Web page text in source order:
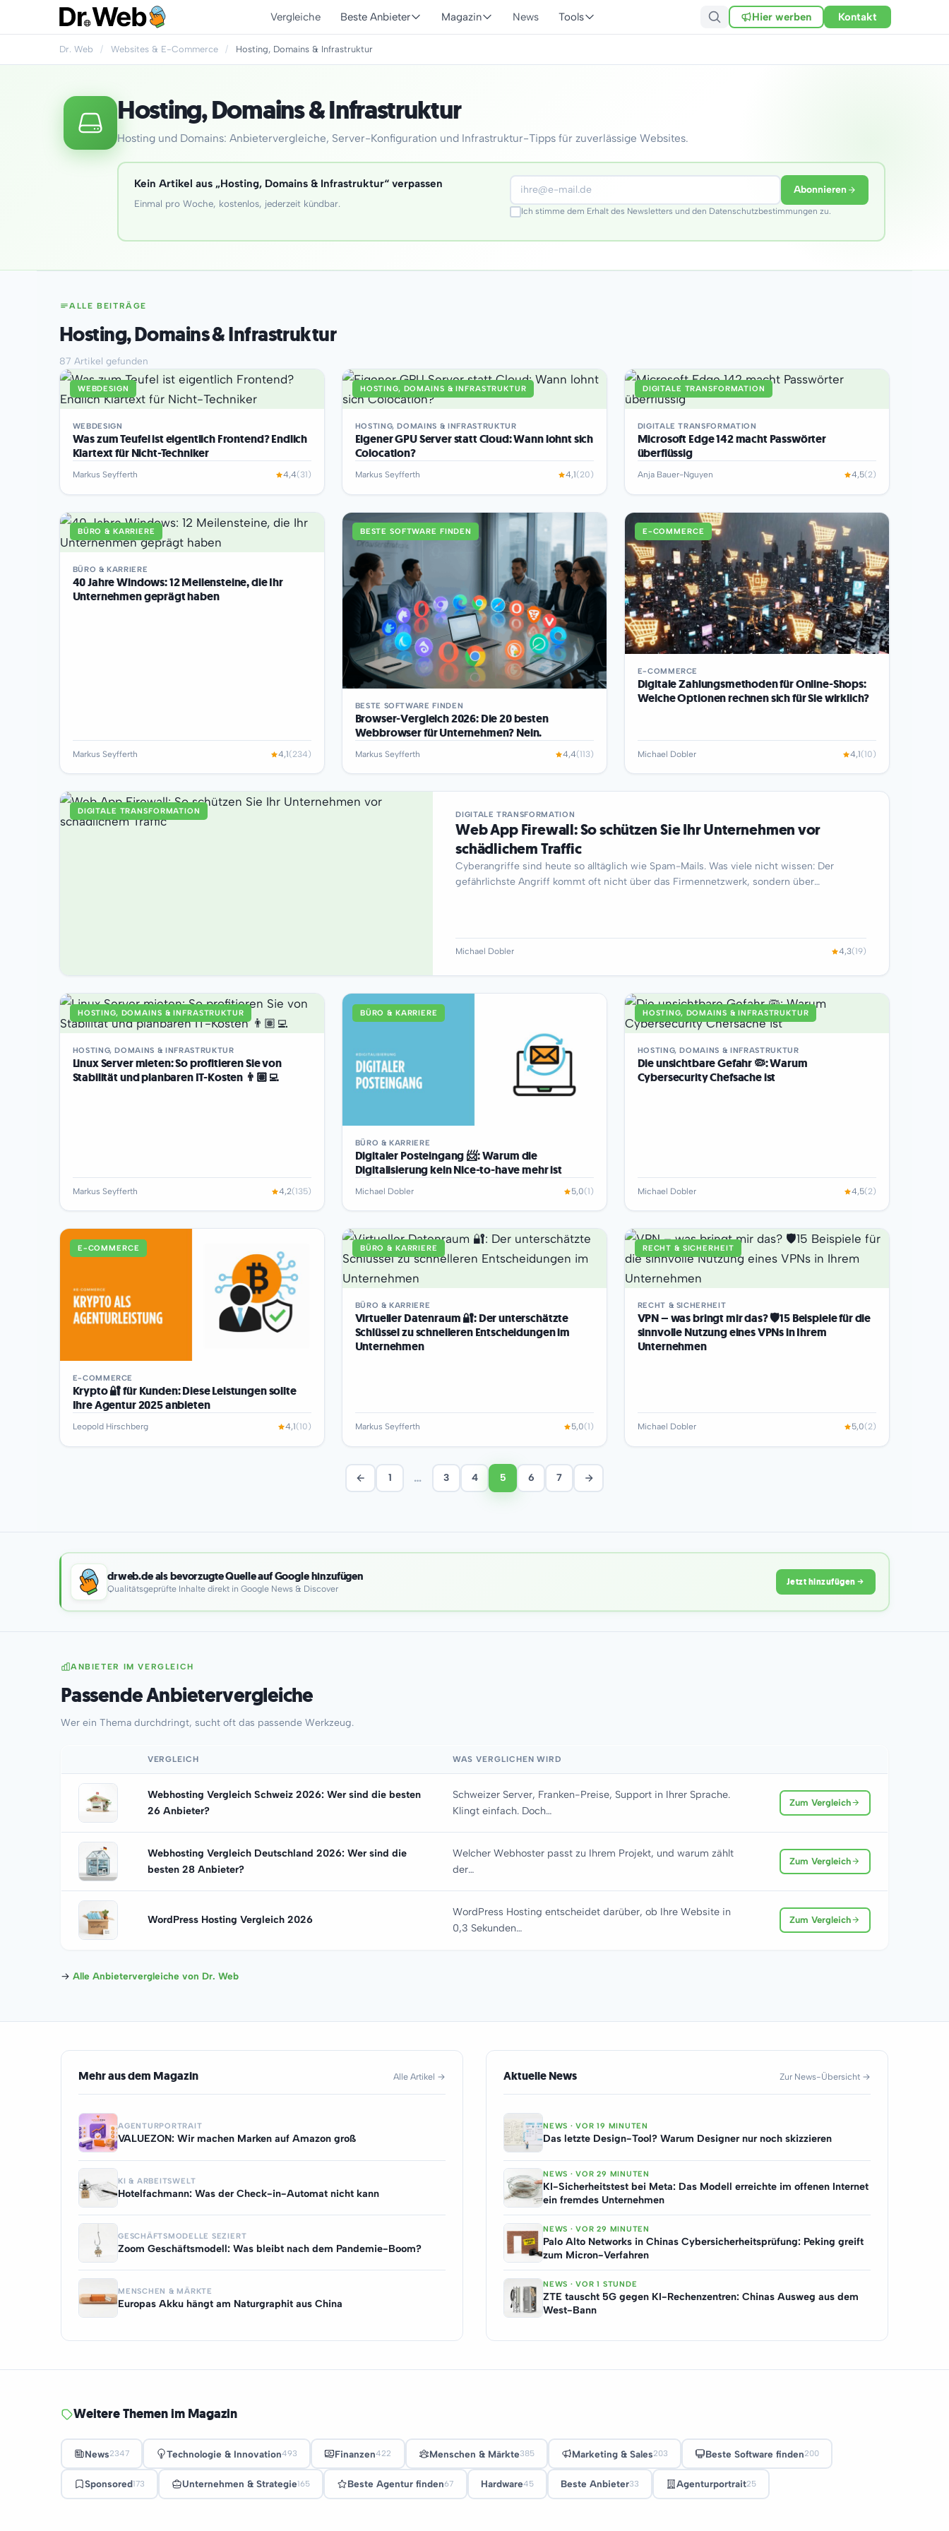
Vergleiche Beste Anbieter Magazin News Tools Hier werben Kontakt
Dr. Web / Websites & E-Commerce / Hosting, Domains & Infrastruktur
Hosting, Domains & Infrastruktur
Hosting und Domains: Anbietervergleiche, Server-Konfiguration und Infrastruktur-Tipps für zuverlässige Websites.
Kein Artikel aus „Hosting, Domains & Infrastruktur“ verpassen
Einmal pro Woche, kostenlos, jederzeit kündbar.
Abonnieren
Ich stimme dem Erhalt des Newsletters und den Datenschutzbestimmungen zu.
ALLE BEITRÄGE
Hosting, Domains & Infrastruktur
87 Artikel gefunden
WEBDESIGN
WEBDESIGN
Was zum Teufel ist eigentlich Frontend? Endlich
Klartext für Nicht-Techniker
Markus Seyfferth 4,4(31)
HOSTING, DOMAINS & INFRASTRUKTUR
HOSTING, DOMAINS & INFRASTRUKTUR
Eigener GPU Server statt Cloud: Wann lohnt sich
Colocation?
Markus Seyfferth 4,1(20)
DIGITALE TRANSFORMATION
DIGITALE TRANSFORMATION
Microsoft Edge 142 macht Passwörter
überflüssig
Anja Bauer-Nguyen 4,5(2)
BÜRO & KARRIERE
BÜRO & KARRIERE
40 Jahre Windows: 12 Meilensteine, die Ihr
Unternehmen geprägt haben
Markus Seyfferth 4,1(234)
BESTE SOFTWARE FINDEN
BESTE SOFTWARE FINDEN
Browser-Vergleich 2026: Die 20 besten
Webbrowser für Unternehmen? Nein.
Markus Seyfferth 4,4(113)
E-COMMERCE
E-COMMERCE
Digitale Zahlungsmethoden für Online-Shops:
Welche Optionen rechnen sich für Sie wirklich?
Michael Dobler 4,1(10)
DIGITALE TRANSFORMATION DIGITALE TRANSFORMATION
Web App Firewall: So schützen Sie Ihr Unternehmen vor
schädlichem Traffic
Cyberangriffe sind heute so alltäglich wie Spam-Mails. Was viele nicht wissen: Der
gefährlichste Angriff kommt oft nicht über das Firmennetzwerk, sondern über…
Michael Dobler 4,3(19)
HOSTING, DOMAINS & INFRASTRUKTUR
HOSTING, DOMAINS & INFRASTRUKTUR
Linux Server mieten: So profitieren Sie von
Stabilität und planbaren IT-Kosten 👨🏽‍💻
Markus Seyfferth 4,2(135)
BÜRO & KARRIERE
BÜRO & KARRIERE
Digitaler Posteingang 📨: Warum die
Digitalisierung kein Nice-to-have mehr ist
Michael Dobler 5,0(1)
HOSTING, DOMAINS & INFRASTRUKTUR
HOSTING, DOMAINS & INFRASTRUKTUR
Die unsichtbare Gefahr 🦠: Warum
Cybersecurity Chefsache ist
Michael Dobler 4,5(2)
E-COMMERCE
E-COMMERCE
Krypto 🔐 für Kunden: Diese Leistungen sollte
Ihre Agentur 2025 anbieten
Leopold Hirschberg 4,1(10)
BÜRO & KARRIERE
BÜRO & KARRIERE
Virtueller Datenraum 🔐: Der unterschätzte
Schlüssel zu schnelleren Entscheidungen im
Unternehmen
Markus Seyfferth 5,0(1)
RECHT & SICHERHEIT
RECHT & SICHERHEIT
VPN – was bringt mir das? 🛡15 Beispiele für die
sinnvolle Nutzung eines VPNs in Ihrem
Unternehmen
Michael Dobler 5,0(2)
1 … 3 4 5 6 7
drweb.de als bevorzugte Quelle auf Google hinzufügen
Qualitätsgeprüfte Inhalte direkt in Google News & Discover
Jetzt hinzufügen
ANBIETER IM VERGLEICH
Passende Anbietervergleiche
Wer ein Thema durchdringt, sucht oft das passende Werkzeug.
VERGLEICH WAS VERGLICHEN WIRD
Webhosting Vergleich Schweiz 2026: Wer sind die besten
26 Anbieter?
Schweizer Server, Franken-Preise, Support in Ihrer Sprache.
Klingt einfach. Doch…
Zum Vergleich
Webhosting Vergleich Deutschland 2026: Wer sind die
besten 28 Anbieter?
Welcher Webhoster passt zu Ihrem Projekt, und warum zählt
der…
Zum Vergleich
WordPress Hosting Vergleich 2026
WordPress Hosting entscheidet darüber, ob Ihre Website in
0,3 Sekunden…
Zum Vergleich
→ Alle Anbietervergleiche von Dr. Web
Mehr aus dem Magazin Alle Artikel →
AGENTURPORTRAIT
VALUEZON: Wir machen Marken auf Amazon groß
KI & ARBEITSWELT
Hotelfachmann: Was der Check-in-Automat nicht kann
GESCHÄFTSMODELLE SEZIERT
Zoom Geschäftsmodell: Was bleibt nach dem Pandemie-Boom?
MENSCHEN & MÄRKTE
Europas Akku hängt am Naturgraphit aus China
Aktuelle News Zur News-Übersicht →
NEWS · VOR 19 MINUTEN
Das letzte Design-Tool? Warum Designer nur noch skizzieren
NEWS · VOR 29 MINUTEN
KI-Sicherheitstest bei Meta: Das Modell erreichte im offenen Internet
ein fremdes Unternehmen
NEWS · VOR 29 MINUTEN
Palo Alto Networks in Chinas Cybersicherheitsprüfung: Peking greift
zum Micron-Verfahren
NEWS · VOR 1 STUNDE
ZTE tauscht 5G gegen KI-Rechenzentren: Chinas Ausweg aus dem
West-Bann
Weitere Themen im Magazin
News2347 Technologie & Innovation493 Finanzen422 Menschen & Märkte385 Marketing & Sales203 Beste Software finden200
Sponsored173 Unternehmen & Strategie165 Beste Agentur finden67 Hardware45 Beste Anbieter33 Agenturportrait25